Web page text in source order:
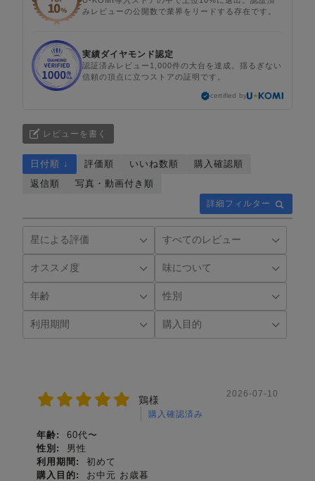
みレビューの公開数で業界をリードする存在です。
実績ダイヤモンド認定
認証済みレビュー1,000件の大台を達成。揺るぎない
信頼の頂点に立つストアの証明です。
certified by
レビューを書く
詳細フィルター
日付順 ↓ 評価順 いいね数順
購入確認順
返信順
写真・動画付き順
鶏様
購入確認済み
2026-07-10
年齢:
60代〜
性別:
男性
利用期間:
初めて
購入目的:
お中元 お歳暮